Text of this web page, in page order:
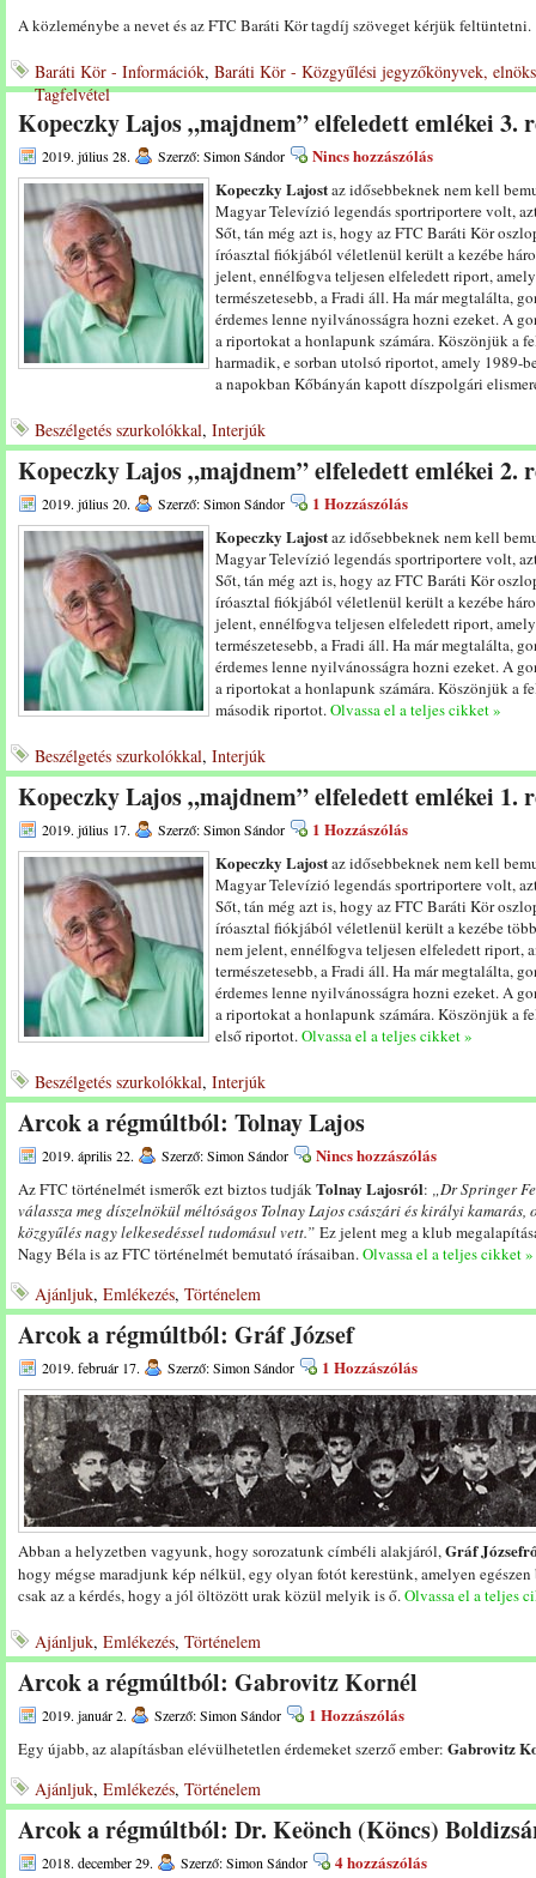
A közleménybe a nevet és az FTC Baráti Kör tagdíj szöveget kérjük feltüntetni.
Baráti Kör - Információk, Baráti Kör - Közgyűlési jegyzőkönyvek,
Tagfelvétel
Kopeczky Lajos „majdnem” elfeledett emlékei 3.
2019. július 28. Szerző: Simon Sándor
Nincs hozzászólás
Kopeczky Lajostaz idősebbeknek nem kell
Magyar Televízió legendás sportriportere volt,
Sőt, tán még azt is, hogy az FTC Baráti Kör
íróasztal fiókjából véletlenül került a kezébe
jelent, ennélfogva teljesen elfeledett riport,
természetesebb, a Fradi áll. Ha már megtalálta,
érdemes lenne nyilvánosságra hozni ezeket. A
a riportokat a honlapunk számára. Köszönjük a
harmadik, e sorban utolsó riportot, amely 1989-
a napokban Kőbányán kapott díszpolgári
Beszélgetés szurkolókkal, Interjúk
Kopeczky Lajos „majdnem” elfeledett emlékei 2.
2019. július 20. Szerző: Simon Sándor
1 Hozzászólás
Kopeczky Lajostaz idősebbeknek nem kell
Magyar Televízió legendás sportriportere volt,
Sőt, tán még azt is, hogy az FTC Baráti Kör
íróasztal fiókjából véletlenül került a kezébe
jelent, ennélfogva teljesen elfeledett riport,
természetesebb, a Fradi áll. Ha már megtalálta,
érdemes lenne nyilvánosságra hozni ezeket. A
a riportokat a honlapunk számára. Köszönjük a
második riportot.Olvassa el a teljes cikket »
Beszélgetés szurkolókkal, Interjúk
Kopeczky Lajos „majdnem” elfeledett emlékei 1.
2019. július 17. Szerző: Simon Sándor
1 Hozzászólás
Kopeczky Lajostaz idősebbeknek nem kell
Magyar Televízió legendás sportriportere volt,
Sőt, tán még azt is, hogy az FTC Baráti Kör
íróasztal fiókjából véletlenül került a kezébe
nem jelent, ennélfogva teljesen elfeledett riport,
természetesebb, a Fradi áll. Ha már megtalálta,
érdemes lenne nyilvánosságra hozni ezeket. A
a riportokat a honlapunk számára. Köszönjük a
első riportot.Olvassa el a teljes cikket »
Beszélgetés szurkolókkal, Interjúk
Arcok a régmúltból: Tolnay Lajos
2019. április 22. Szerző: Simon Sándor Nincs hozzászólás
Az FTC történelmét ismerők ezt biztos tudjákTolnay Lajosról: „Dr Springer
válassza meg díszelnökülméltóságos TolnayLajoscsászáriéskirályikamarás,
közgyűlésnagylelkesedésseltudomásulvett.” Ez jelent meg a klub
Nagy Béla is az FTC történelmét bemutató írásaiban.Olvassa el a teljes cikket »
Ajánljuk, Emlékezés, Történelem
Arcok a régmúltból: Gráf József
2019. február 17. Szerző: Simon Sándor 1 Hozzászólás
Abban a helyzetben vagyunk, hogy sorozatunk címbéli alakjáról,Gráf
hogy mégse maradjunk kép nélkül, egy olyan fotót kerestünk, amelyen
csak az a kérdés, hogy a jól öltözött urak közül melyik is ő.Olvassa el a teljes
Ajánljuk, Emlékezés, Történelem
Arcok a régmúltból: Gabrovitz Kornél
2019. január 2. Szerző: Simon Sándor 1 Hozzászólás
Egy újabb, az alapításban elévülhetetlen érdemeket szerző ember: Gabrovitz
Ajánljuk, Emlékezés, Történelem
Arcok a régmúltból: Dr. Keönch (Köncs)
2018. december 29. Szerző: Simon Sándor 4 hozzászólás